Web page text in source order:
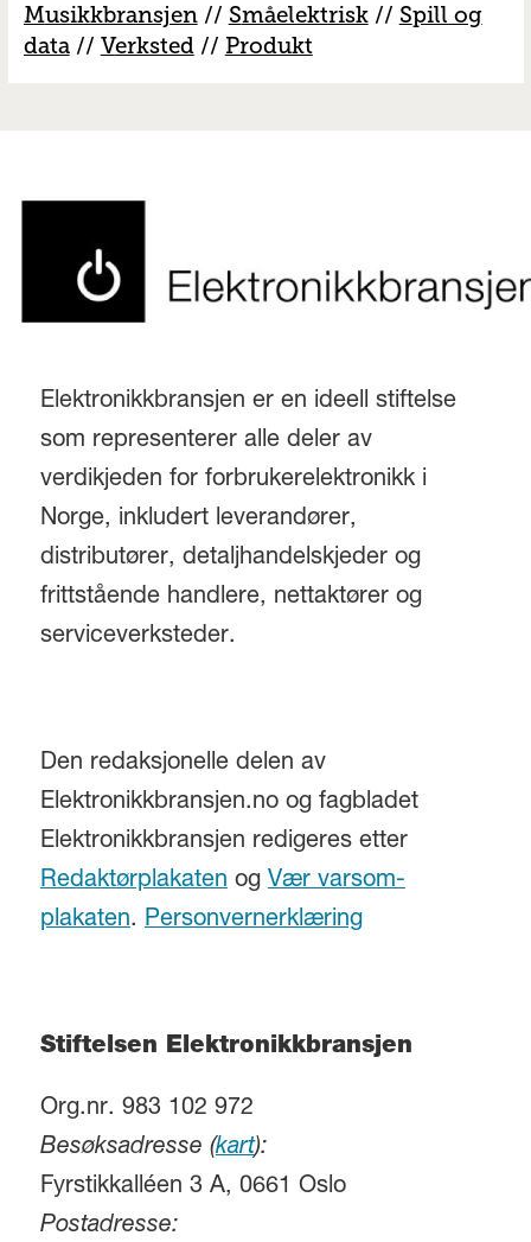
Musikkbransjen// Småelektrisk// Spill og
data// Verksted// Produkt
Elektronikkbransjen er en ideell stiftelse
som representerer alle deler av
verdikjeden for forbrukerelektronikk i
Norge, inkludert leverandører,
distributører, detaljhandelskjeder og
frittstående handlere, nettaktører og
serviceverksteder.
Den redaksjonelle delen av
Elektronikkbransjen.no og fagbladet
Elektronikkbransjen redigeres etter
Redaktørplakaten og Vær varsom-
plakaten. Personvernerklæring
Stiftelsen Elektronikkbransjen
Org.nr. 983 102 972
Besøksadresse (kart):
Fyrstikkalléen 3 A, 0661 Oslo
Postadresse: